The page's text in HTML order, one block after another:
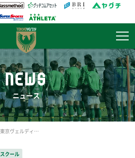
NEWS
ニュース
2012東京ヴェルディクリスマスサッカー教室開催のお知らせ
スクール